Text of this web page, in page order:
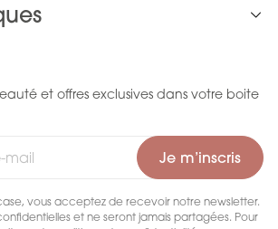
et offres exclusives dans votre boite
Je m’inscris
vous acceptez de recevoir notre newsletter.
et ne seront jamais partagées. Pour